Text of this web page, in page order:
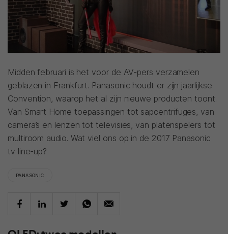
Midden februari is het voor de AV-pers verzamelen
geblazen in Frankfurt. Panasonic houdt er zijn jaarlijkse
Convention, waarop het al zijn nieuwe producten toont.
Van Smart Home toepassingen tot sapcentrifuges, van
camera’s en lenzen tot televisies, van platenspelers tot
multiroom audio. Wat viel ons op in de 2017 Panasonic
tv line-up?
PANASONIC